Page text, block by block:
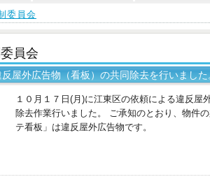
委員会
員会
屋外広告物（看板）の共同除去を行いまし
１０月１７日(月)に江東区の依頼による違反屋
除去作業行いました。 ご承知のとおり、物件
テ看板」は違反屋外広告物です。